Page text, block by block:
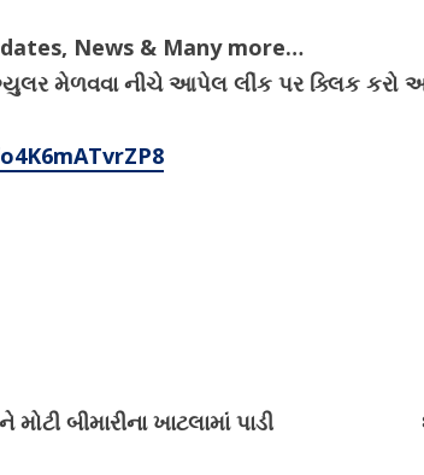
News & Many more…
મેળવવા નીચે આપેલ લીંક પર ક્લિક
બીમારીના ખાટલામાં પાડી